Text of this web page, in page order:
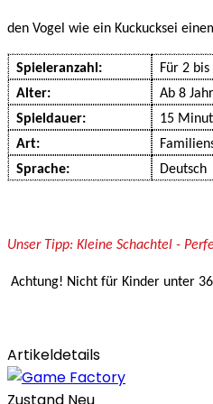
den Vogel wie ein Kuckucksei
Spieleranzahl:
Für 2
Alter:
Ab 8
Spieldauer:
15
Art:
Sprache:
Deutsch
Unser Tipp: Kleine Schachtel -
Achtung! Nicht für Kinder unter
Artikeldetails